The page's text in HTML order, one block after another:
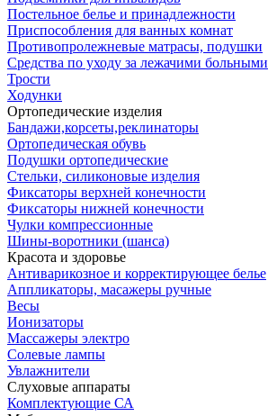
Постельное белье и принадлежности
Приспособления для ванных комнат
Противопролежневые матрасы, подушки
Средства по уходу за лежачими больными
Трости
Ходунки
Ортопедические изделия
Бандажи,корсеты,реклинаторы
Ортопедическая обувь
Подушки ортопедические
Стельки, силиконовые изделия
Фиксаторы верхней конечности
Фиксаторы нижней конечности
Чулки компрессионные
Шины-воротники (шанса)
Красота и здоровье
Антиварикозное и корректирующее белье
Аппликаторы, масажеры ручные
Весы
Ионизаторы
Массажеры электро
Солевые лампы
Увлажнители
Слуховые аппараты
Комплектующие СА